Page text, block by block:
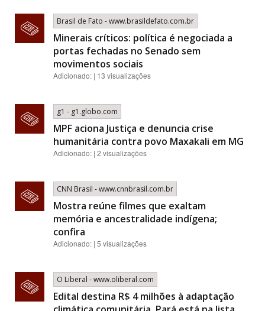
Brasil de Fato - www.brasildefato.com.br
Minerais críticos: política é negociada a
portas fechadas no Senado sem
movimentos sociais
Adicionado: | 13 visualizações
g1 - g1.globo.com
MPF aciona Justiça e denuncia crise
humanitária contra povo Maxakali em MG
Adicionado: | 2 visualizações
CNN Brasil - www.cnnbrasil.com.br
Mostra reúne filmes que exaltam
memória e ancestralidade indígena;
confira
Adicionado: | 5 visualizações
O Liberal - www.oliberal.com
Edital destina R$ 4 milhões à adaptação